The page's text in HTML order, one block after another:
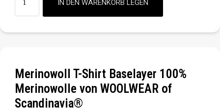
Merinowoll T-Shirt Baselayer 100%
Merinowolle von WOOLWEAR of
Scandinavia®